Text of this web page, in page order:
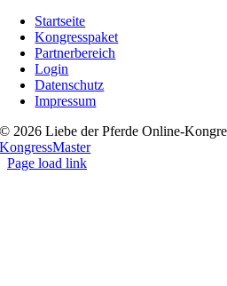
Startseite
Kongresspaket
Partnerbereich
Login
Datenschutz
Impressum
© 2026 Liebe der Pferde Online-
KongressMaster
Page load link